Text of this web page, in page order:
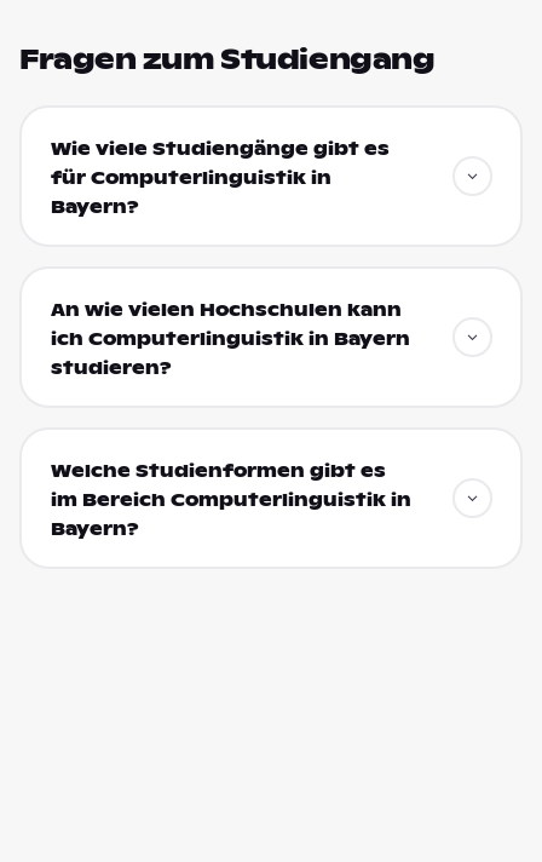
Fragen zum Studiengang
Wie viele Studiengänge gibt es
für Computerlinguistik in
Bayern?
An wie vielen Hochschulen kann
ich Computerlinguistik in Bayern
studieren?
Welche Studienformen gibt es
im Bereich Computerlinguistik in
Bayern?